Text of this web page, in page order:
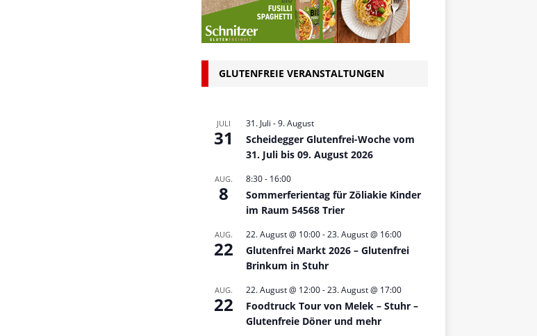
GLUTENFREIE VERANSTALTUNGEN
JULI
31
31. Juli -9. August
Scheidegger Glutenfrei-Woche vom
31. Juli bis 09. August 2026
AUG.
8
8:30- 16:00
Sommerferientag für Zöliakie Kinder
im Raum 54568 Trier
AUG.
22
22. August @ 10:00-23. August @ 16:00
Glutenfrei Markt 2026 – Glutenfrei
Brinkum in Stuhr
AUG.
22
22. August @ 12:00-23. August @ 17:00
Foodtruck Tour von Melek – Stuhr –
Glutenfreie Döner und mehr